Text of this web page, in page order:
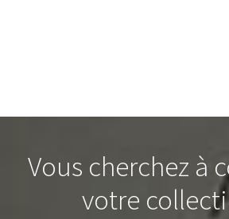
Vous cherchez à
votre